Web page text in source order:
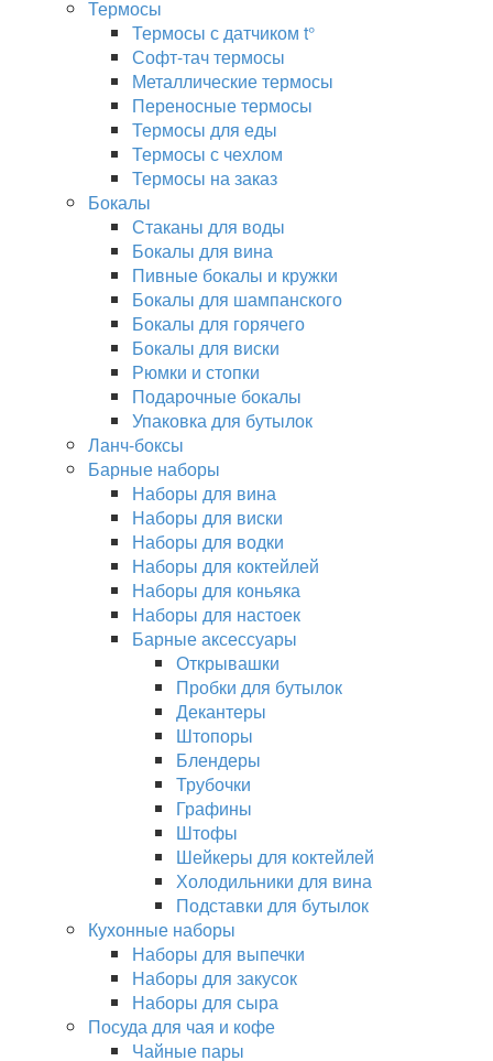
Термосы
Термосы с датчиком t°
Софт-тач термосы
Металлические термосы
Переносные термосы
Термосы для еды
Термосы с чехлом
Термосы на заказ
Бокалы
Стаканы для воды
Бокалы для вина
Пивные бокалы и кружки
Бокалы для шампанского
Бокалы для горячего
Бокалы для виски
Рюмки и стопки
Подарочные бокалы
Упаковка для бутылок
Ланч-боксы
Барные наборы
Наборы для вина
Наборы для виски
Наборы для водки
Наборы для коктейлей
Наборы для коньяка
Наборы для настоек
Барные аксессуары
Открывашки
Пробки для бутылок
Декантеры
Штопоры
Блендеры
Трубочки
Графины
Штофы
Шейкеры для коктейлей
Холодильники для вина
Подставки для бутылок
Кухонные наборы
Наборы для выпечки
Наборы для закусок
Наборы для сыра
Посуда для чая и кофе
Чайные пары